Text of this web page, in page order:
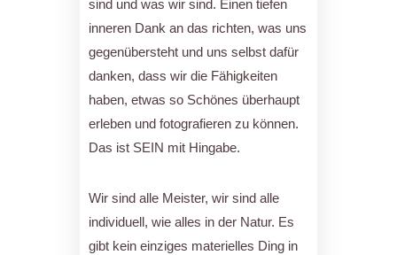
sind und was wir sind. Einen tiefen
inneren Dank an das richten, was uns
gegenübersteht und uns selbst dafür
danken, dass wir die Fähigkeiten
haben, etwas so Schönes überhaupt
erleben und fotografieren zu können.
Das ist SEIN mit Hingabe.
Wir sind alle Meister, wir sind alle
individuell, wie alles in der Natur. Es
gibt kein einziges materielles Ding in